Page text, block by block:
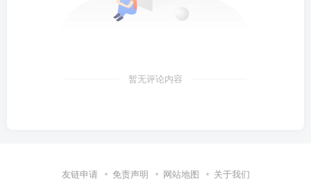
暂无评论内容
友链申请 免责声明 网站地图 关于我们